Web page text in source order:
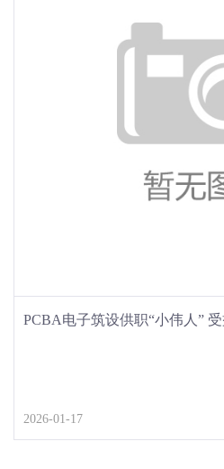
PCBA电子筑设供职“小伟人”
2026-01-17